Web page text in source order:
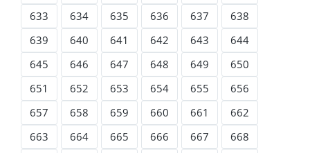
633
634 635 636 637
638
639
640 641 642 643
644
645
646 647 648 649
650
651
652 653 654 655
656
657
658 659 660 661
662
663
664 665 666 667
668